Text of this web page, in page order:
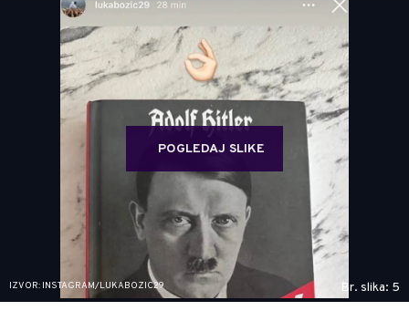
POGLEDAJ SLIKE
IZVOR: INSTAGRAM/LUKABOZIC29 Br. slika: 5